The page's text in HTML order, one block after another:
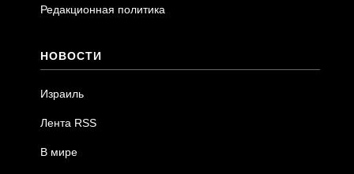
Редакционная политика
НОВОСТИ
Израиль
Лента RSS
В мире